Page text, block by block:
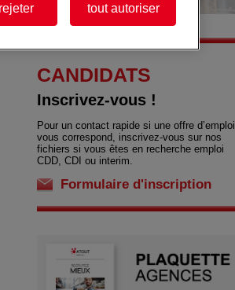
CANDIDATS
Inscrivez-vous !
Pour un contact rapide si une offre d’emploi
vous correspond, inscrivez-vous sur nos
fichiers si vous êtes en recherche emploi
CDD, CDI ou interim.
Formulaire d'inscription
tout autoriser